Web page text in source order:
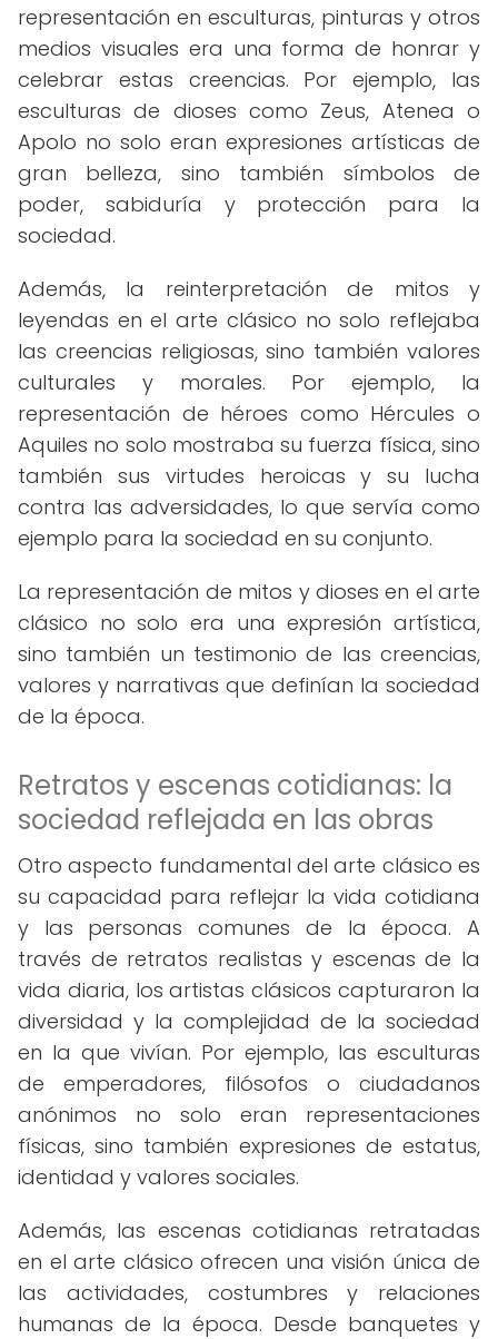
representación en esculturas, pinturas y otros
medios visuales era una forma de honrar y
celebrar estas creencias. Por ejemplo, las
esculturas de dioses como Zeus, Atenea o
Apolo no solo eran expresiones artísticas de
gran belleza, sino también símbolos de
poder, sabiduría y protección para la
sociedad.
Además, la reinterpretación de mitos y
leyendas en el arte clásico no solo reflejaba
las creencias religiosas, sino también valores
culturales y morales. Por ejemplo, la
representación de héroes como Hércules o
Aquiles no solo mostraba su fuerza física, sino
también sus virtudes heroicas y su lucha
contra las adversidades, lo que servía como
ejemplo para la sociedad en su conjunto.
La representación de mitos y dioses en el arte
clásico no solo era una expresión artística,
sino también un testimonio de las creencias,
valores y narrativas que definían la sociedad
de la época.
Retratos y escenas cotidianas: la
sociedad reflejada en las obras
Otro aspecto fundamental del arte clásico es
su capacidad para reflejar la vida cotidiana
y las personas comunes de la época. A
través de retratos realistas y escenas de la
vida diaria, los artistas clásicos capturaron la
diversidad y la complejidad de la sociedad
en la que vivían. Por ejemplo, las esculturas
de emperadores, filósofos o ciudadanos
anónimos no solo eran representaciones
físicas, sino también expresiones de estatus,
identidad y valores sociales.
Además, las escenas cotidianas retratadas
en el arte clásico ofrecen una visión única de
las actividades, costumbres y relaciones
humanas de la época. Desde banquetes y